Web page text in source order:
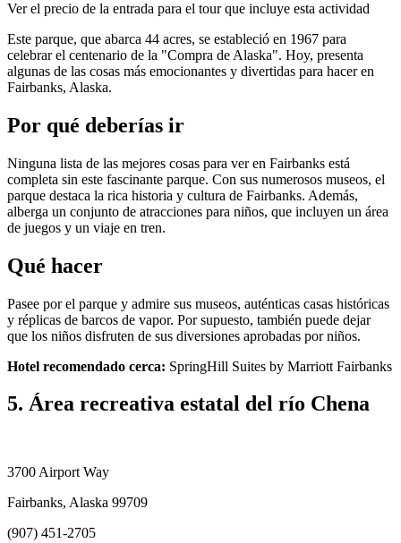
Ver el precio de la entrada para el tour que incluye esta actividad
Este parque, que abarca 44 acres, se estableció en 1967 para
celebrar el centenario de la "Compra de Alaska". Hoy, presenta
algunas de las cosas más emocionantes y divertidas para hacer en
Fairbanks, Alaska.
Por qué deberías ir
Ninguna lista de las mejores cosas para ver en Fairbanks está
completa sin este fascinante parque. Con sus numerosos museos, el
parque destaca la rica historia y cultura de Fairbanks. Además,
alberga un conjunto de atracciones para niños, que incluyen un área
de juegos y un viaje en tren.
Qué hacer
Pasee por el parque y admire sus museos, auténticas casas históricas
y réplicas de barcos de vapor. Por supuesto, también puede dejar
que los niños disfruten de sus diversiones aprobadas por niños.
Hotel recomendado cerca: SpringHill Suites by Marriott Fairbanks
5. Área recreativa estatal del río Chena
3700 Airport Way
Fairbanks, Alaska 99709
(907) 451-2705